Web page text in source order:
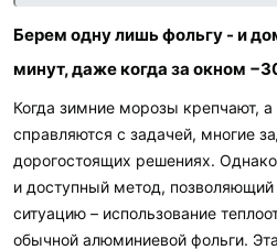
Берем одну лишь фольгу - и
минут, даже когда за окном
Когда зимние морозы крепчают, а
справляются с задачей, многие
дорогостоящих решениях.
и доступный метод, позволяющий
ситуацию – использование
обычной алюминиевой фольги.